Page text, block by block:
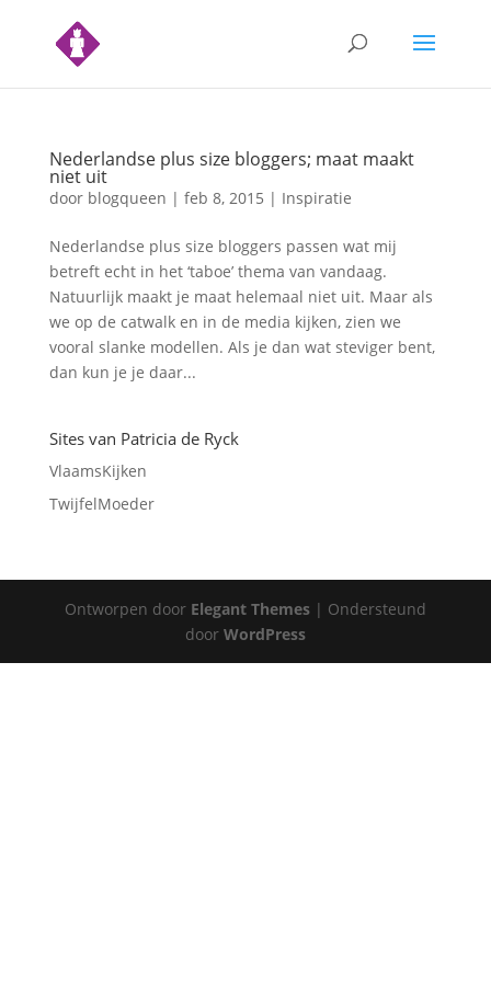
Nederlandse plus size bloggers; maat maakt
niet uit
door blogqueen | feb 8, 2015 | Inspiratie
Nederlandse plus size bloggers passen wat mij
betreft echt in het ‘taboe’ thema van vandaag.
Natuurlijk maakt je maat helemaal niet uit. Maar als
we op de catwalk en in de media kijken, zien we
vooral slanke modellen. Als je dan wat steviger bent,
dan kun je je daar...
Sites van Patricia de Ryck
VlaamsKijken
TwijfelMoeder
Ontworpen door Elegant Themes| Ondersteund
door WordPress